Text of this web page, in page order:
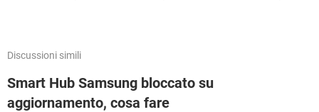
Discussioni simili
Smart Hub Samsung bloccato su
aggiornamento, cosa fare